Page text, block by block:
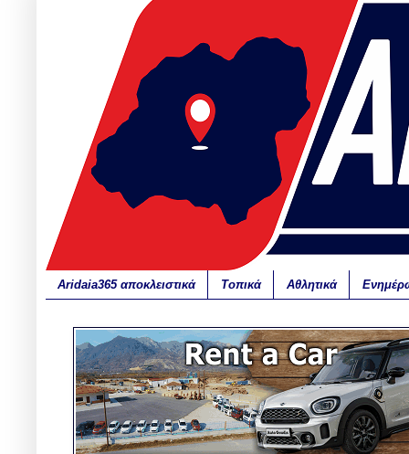
Aridaia365 αποκλειστικά Τοπικά Αθλητικά